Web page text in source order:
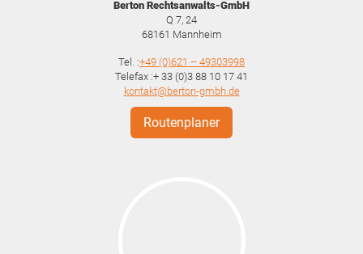
Berton Rechtsanwalts-GmbH
Q 7, 24
68161 Mannheim
Tel. :+49 (0)621 – 49303998
Telefax :+ 33 (0)3 88 10 17 41
kontakt@berton-gmbh.de
Routenplaner